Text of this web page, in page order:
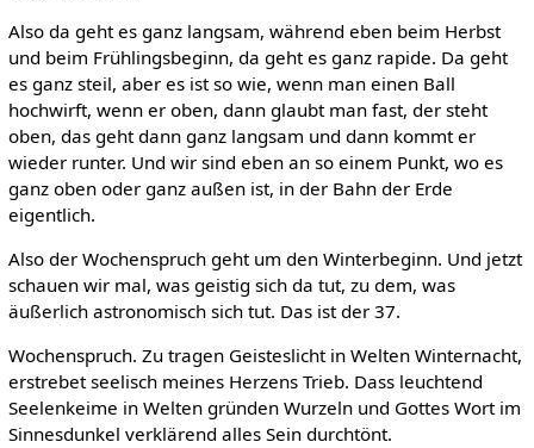
Also da geht es ganz langsam, während eben beim Herbst
und beim Frühlingsbeginn, da geht es ganz rapide. Da geht
es ganz steil, aber es ist so wie, wenn man einen Ball
hochwirft, wenn er oben, dann glaubt man fast, der steht
oben, das geht dann ganz langsam und dann kommt er
wieder runter. Und wir sind eben an so einem Punkt, wo es
ganz oben oder ganz außen ist, in der Bahn der Erde
eigentlich.
Also der Wochenspruch geht um den Winterbeginn. Und jetzt
schauen wir mal, was geistig sich da tut, zu dem, was
äußerlich astronomisch sich tut. Das ist der 37.
Wochenspruch. Zu tragen Geisteslicht in Welten Winternacht,
erstrebet seelisch meines Herzens Trieb. Dass leuchtend
Seelenkeime in Welten gründen Wurzeln und Gottes Wort im
Sinnesdunkel verklärend alles Sein durchtönt.